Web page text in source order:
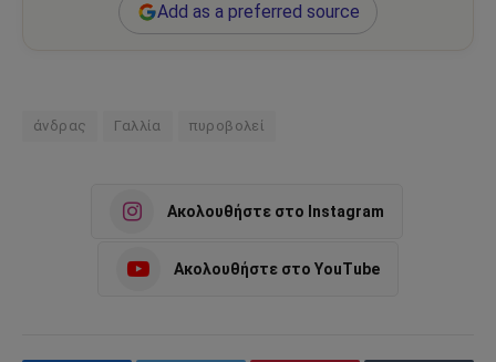
Add as a preferred source
άνδρας Γαλλία πυροβολεί
Ακολουθήστε στο Instagram
Ακολουθήστε στο YouTube